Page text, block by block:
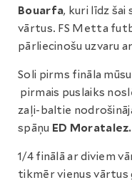
Bouarfa, kuri līdz šai
vārtus. FS Metta
pārliecinošu uzvaru
Soli pirms fināla
pirmais puslaiks
zaļi-baltie
spāņu ED Moratalez.
1/4 finālā ar diviem
tikmēr vienus vārtus